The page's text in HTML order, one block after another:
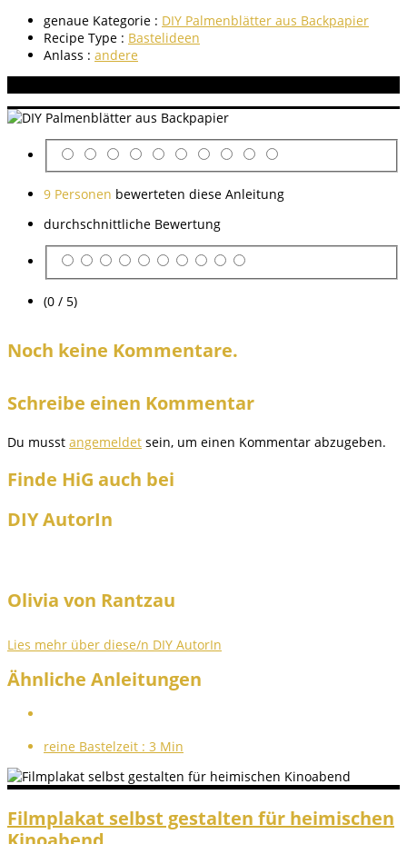
genaue Kategorie : DIY Palmenblätter aus Backpapier
Recipe Type : Bastelideen
Anlass : andere
9 Personen bewerteten diese Anleitung
durchschnittliche Bewertung
(0 / 5)
Noch keine Kommentare.
Schreibe einen Kommentar
Du musst angemeldet sein, um einen Kommentar abzugeben.
Finde HiG auch bei
DIY AutorIn
Olivia von Rantzau
Lies mehr über diese/n DIY AutorIn
Ähnliche Anleitungen
reine Bastelzeit : 3 Min
Filmplakat selbst gestalten für heimischen